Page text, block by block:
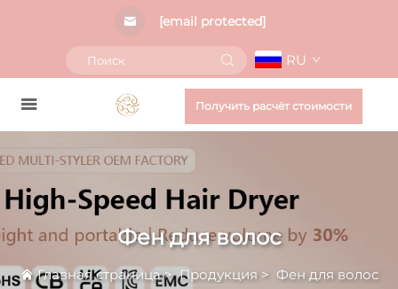
[email protected]
RU
Получить расчёт стоимости
Фен для волос
Главная страница>Продукция> Фен для волос